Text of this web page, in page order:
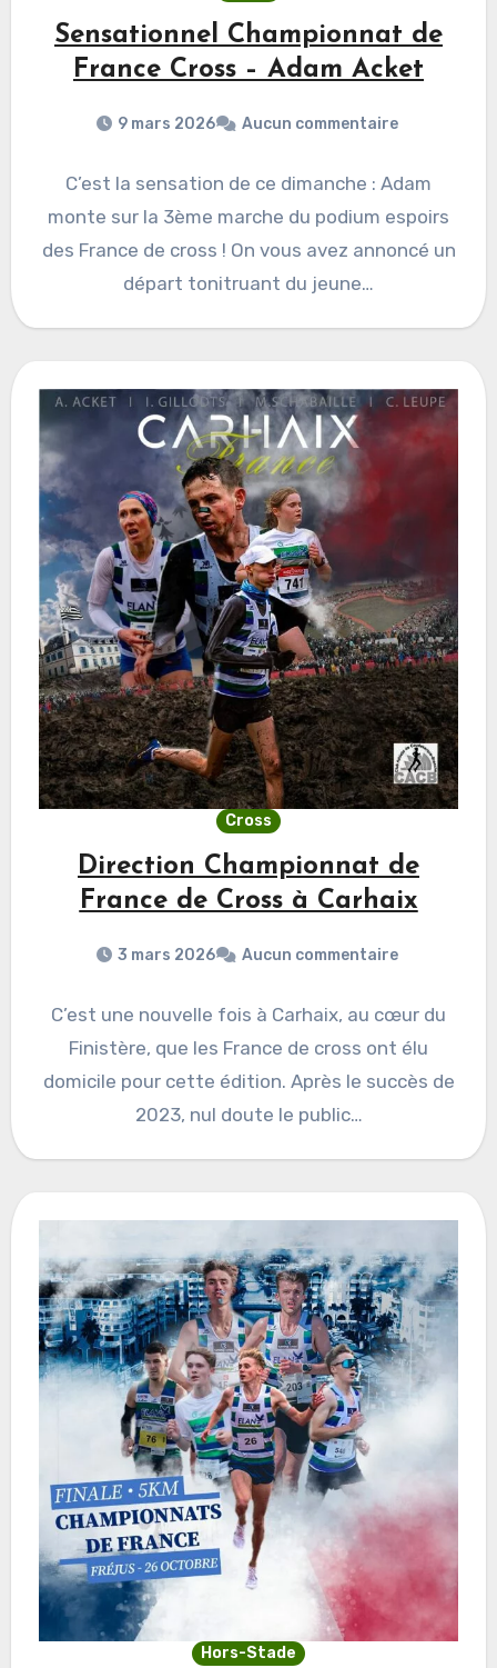
Sensationnel Championnat de
France Cross – Adam Acket
9 mars 2026 Aucun commentaire
C’est la sensation de ce dimanche : Adam
monte sur la 3ème marche du podium espoirs
des France de cross ! On vous avez annoncé un
départ tonitruant du jeune…
Cross
Direction Championnat de
France de Cross à Carhaix
3 mars 2026 Aucun commentaire
C’est une nouvelle fois à Carhaix, au cœur du
Finistère, que les France de cross ont élu
domicile pour cette édition. Après le succès de
2023, nul doute le public…
Hors-Stade